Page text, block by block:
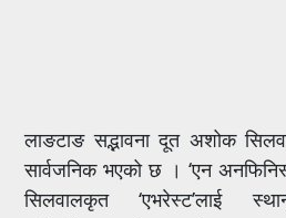
लाङटाङ सद्भावना दूत अशोक
सार्वजनिक भएको छ । ‘एन
सिलवालकृत ‘एभरेस्ट’लाई